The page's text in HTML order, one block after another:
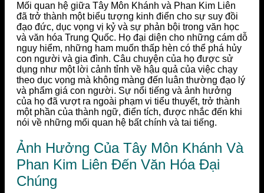
Mối quan hệ giữa Tây Môn Khánh và Phan Kim Liên
đã trở thành một biểu tượng kinh điển cho sự suy đồi
đạo đức, dục vọng vị kỷ và sự phản bội trong văn học
và văn hóa Trung Quốc. Họ đại diện cho những cám dỗ
nguy hiểm, những ham muốn thấp hèn có thể phá hủy
con người và gia đình. Câu chuyện của họ được sử
dụng như một lời cảnh tỉnh về hậu quả của việc chạy
theo dục vọng mà không màng đến luân thường đạo lý
và phẩm giá con người. Sự nổi tiếng và ảnh hưởng
của họ đã vượt ra ngoài phạm vi tiểu thuyết, trở thành
một phần của thành ngữ, điển tích, được nhắc đến khi
nói về những mối quan hệ bất chính và tai tiếng.
Ảnh Hưởng Của Tây Môn Khánh Và
Phan Kim Liên Đến Văn Hóa Đại
Chúng